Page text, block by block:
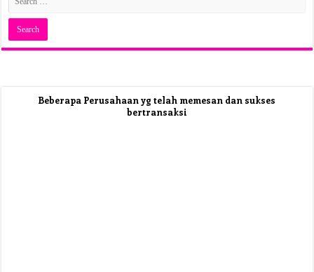
Beberapa Perusahaan yg telah memesan dan sukses
bertransaksi